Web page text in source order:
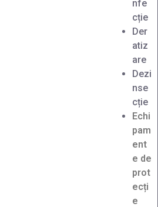
nfe
cție
Der
atiz
are
Dezi
nse
cție
Echi
pam
ent
e de
prot
ecți
e